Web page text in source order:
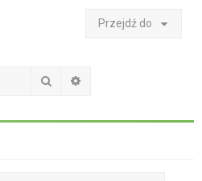
Przejdź do
Szukaj